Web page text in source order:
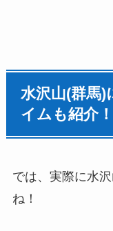
水沢山(群馬)
イムも紹介！
では、実際に水
ね！